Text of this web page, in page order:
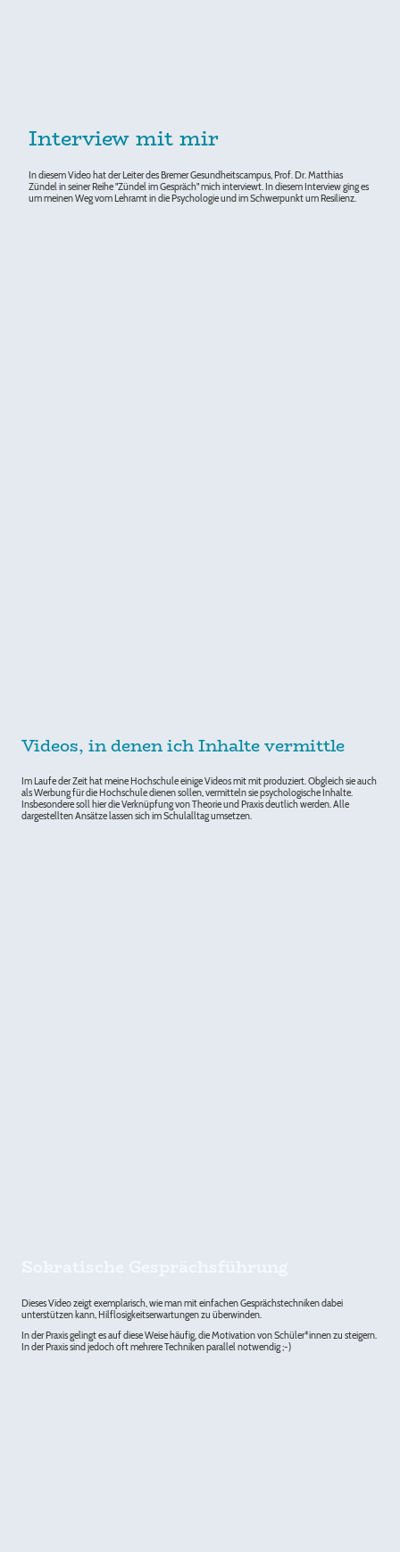
Interview mit mir
In diesem Video hat der Leiter des Bremer Gesundheitscampus, Prof. Dr. Matthias
Zündel in seiner Reihe "Zündel im Gespräch" mich interviewt. In diesem Interview ging es
um meinen Weg vom Lehramt in die Psychologie und im Schwerpunkt um Resilienz.
Videos, in denen ich Inhalte vermittle
Im Laufe der Zeit hat meine Hochschule einige Videos mit mit produziert. Obgleich sie auch
als Werbung für die Hochschule dienen sollen, vermitteln sie psychologische Inhalte.
Insbesondere soll hier die Verknüpfung von Theorie und Praxis deutlich werden. Alle
dargestellten Ansätze lassen sich im Schulalltag umsetzen.
Dieses Video zeigt exemplarisch, wie man mit einfachen Gesprächstechniken dabei
unterstützen kann, Hilflosigkeitserwartungen zu überwinden.
In der Praxis gelingt es auf diese Weise häufig, die Motivation von Schüler*innen zu steigern.
In der Praxis sind jedoch oft mehrere Techniken parallel notwendig ;-)